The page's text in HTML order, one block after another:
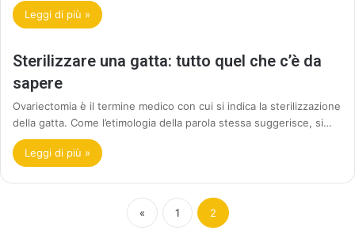
Leggi di più »
Sterilizzare una gatta: tutto quel che c’è da
sapere
Ovariectomia è il termine medico con cui si indica la sterilizzazione
della gatta. Come l’etimologia della parola stessa suggerisce, si…
Leggi di più »
« 1 2